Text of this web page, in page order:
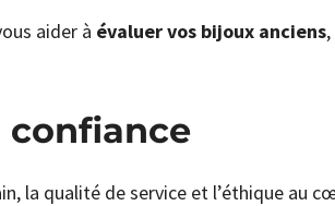
aider à évaluer vos bijoux anciens
confiance
la qualité de service et l’éthique au